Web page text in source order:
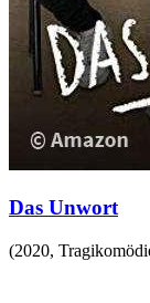
Das Unwort
(2020,